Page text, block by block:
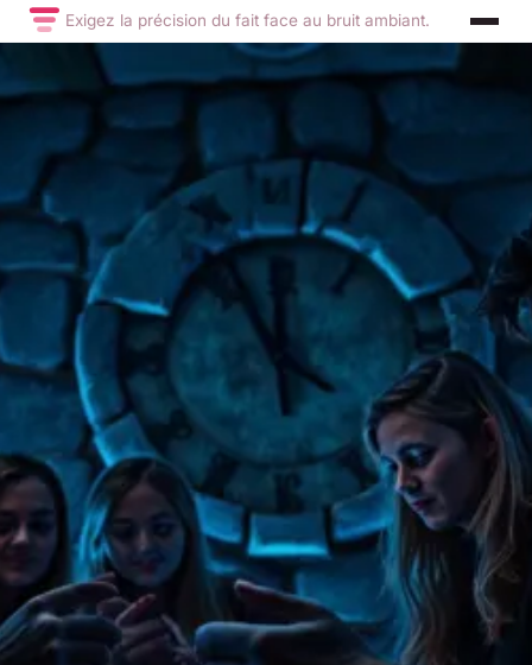
Exigez la précision du fait face au bruit ambiant.